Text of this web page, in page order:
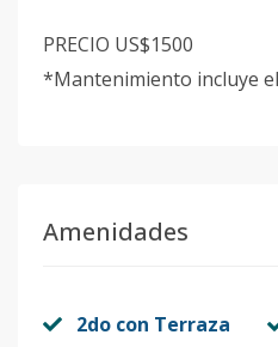
PRECIO US$1500
*Mantenimiento incluye
Amenidades
2do con Terraza